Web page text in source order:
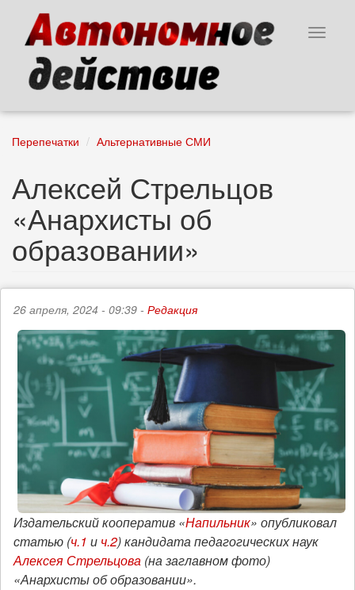
основному
содержанию
Toggle
Перепечатки Альтернативные СМИ
Алексей Стрельцов
«Анархисты об
образовании»
26 апреля, 2024 - 09:39 - Редакция
Издательский кооператив «Напильник» опубликовал
статью (ч.1 и ч.2) кандидата педагогических наук
Алексея Стрельцова (на заглавном фото)
«Анархисты об образовании».